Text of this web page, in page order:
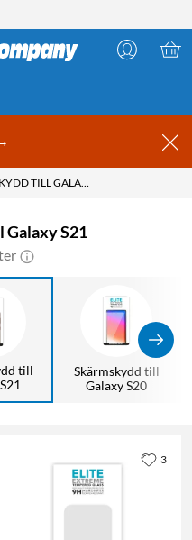
SKÄRMSKYDD TILL GALAXY S21
S21
till
Skärmskydd till
Galaxy S20
3